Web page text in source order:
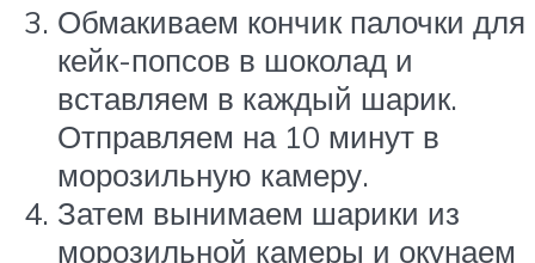
Обмакиваем кончик палочки для
кейк-попсов в шоколад и
вставляем в каждый шарик.
Отправляем на 10 минут в
морозильную камеру.
Затем вынимаем шарики из
морозильной камеры и окунаем